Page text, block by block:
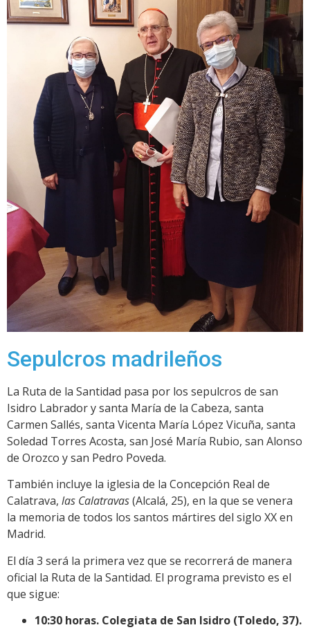
Sepulcros madrileños
La Ruta de la Santidad pasa por los sepulcros de san
Isidro Labrador y santa María de la Cabeza, santa
Carmen Sallés, santa Vicenta María López Vicuña, santa
Soledad Torres Acosta, san José María Rubio, san Alonso
de Orozco y san Pedro Poveda.
También incluye la iglesia de la Concepción Real de
Calatrava, las Calatravas(Alcalá, 25), en la que se venera
la memoria de todos los santos mártires del siglo XX en
Madrid.
El día 3 será la primera vez que se recorrerá de manera
oficial la Ruta de la Santidad. El programa previsto es el
que sigue:
10:30 horas. Colegiata de San Isidro (Toledo, 37).